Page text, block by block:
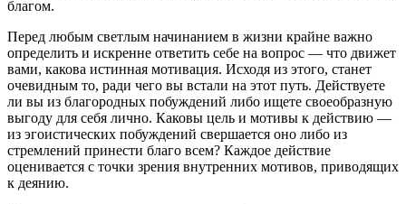
благом.
Перед любым светлым начинанием в жизни крайне важно
определить и искренне ответить себе на вопрос — что движет
вами, какова истинная мотивация. Исходя из этого, станет
очевидным то, ради чего вы встали на этот путь. Действуете
ли вы из благородных побуждений либо ищете своеобразную
выгоду для себя лично. Каковы цель и мотивы к действию —
из эгоистических побуждений свершается оно либо из
стремлений принести благо всем? Каждое действие
оценивается с точки зрения внутренних мотивов, приводящих
к деянию.